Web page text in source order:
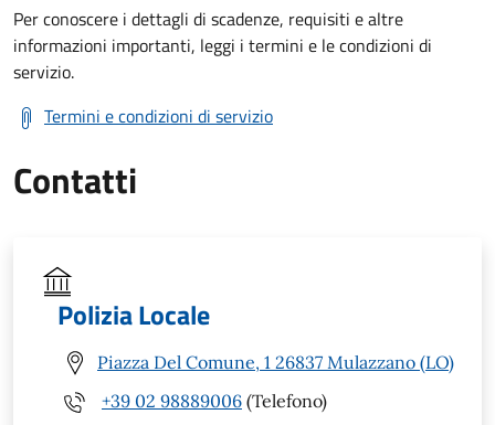
Per conoscere i dettagli di scadenze, requisiti e altre
informazioni importanti, leggi i termini e le condizioni di
servizio.
Termini e condizioni di servizio
Contatti
Polizia Locale
Piazza Del Comune, 1 26837 Mulazzano (LO)
+39 02 98889006 (Telefono)